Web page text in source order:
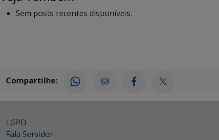
Sem posts recentes disponíveis.
Compartilhe:
LGPD
Fala Servidor